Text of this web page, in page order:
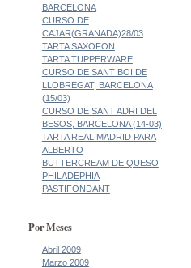
BARCELONA
CURSO DE
CAJAR(GRANADA)28/03
TARTA SAXOFON
TARTA TUPPERWARE
CURSO DE SANT BOI DE
LLOBREGAT, BARCELONA
(15/03)
CURSO DE SANT ADRI DEL
BESOS, BARCELONA (14-03)
TARTA REAL MADRID PARA
ALBERTO
BUTTERCREAM DE QUESO
PHILADEPHIA
PASTIFONDANT
Por Meses
Abril 2009
Marzo 2009